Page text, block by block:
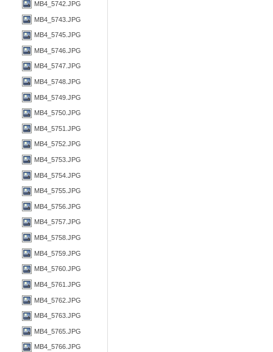
MB4_5742.JPG
MB4_5743.JPG
MB4_5745.JPG
MB4_5746.JPG
MB4_5747.JPG
MB4_5748.JPG
MB4_5749.JPG
MB4_5750.JPG
MB4_5751.JPG
MB4_5752.JPG
MB4_5753.JPG
MB4_5754.JPG
MB4_5755.JPG
MB4_5756.JPG
MB4_5757.JPG
MB4_5758.JPG
MB4_5759.JPG
MB4_5760.JPG
MB4_5761.JPG
MB4_5762.JPG
MB4_5763.JPG
MB4_5765.JPG
MB4_5766.JPG